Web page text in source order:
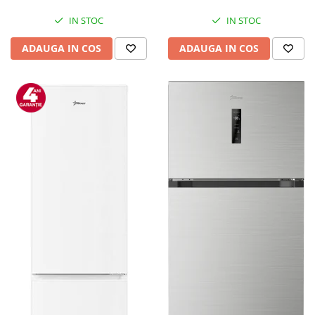
Sisteme audio
Imprimante & Scannere
Monitoare
Playere, Boxe & Casti
Radio cu ceas & portabile
Tabla interactiva
IN STOC
ADAUGA IN COS
IN STOC
ADAUGA IN COS